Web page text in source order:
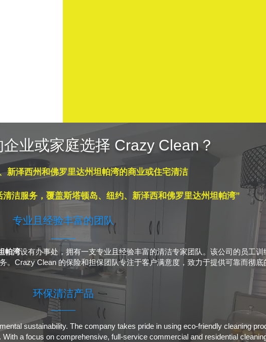
业或家庭选择 Crazy Clean？
新泽西州和佛罗里达州坦帕湾的商业或住宅清洁
洁服务，覆盖斯塔顿岛、纽约、新泽西和佛罗里达州坦帕湾”
专业且经验丰富的团队
帕湾设有办事处，拥有一支专业且经验丰富的清洁专家团队。该公司的员工训
。Crazy Clean 的保险和担保团队专注于客户满意度，致力于提供可靠而彻底
环保清洁产品
sustainability. The company takes pride in using eco-friendly cleaning
a focus on comprehensive, full-service commercial and residential